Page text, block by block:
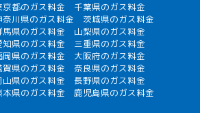
京都のガス料金
千葉県のガス料金
奈川県のガス料金
茨城県のガス料金
馬県のガス料金
山梨県のガス料金
知県のガス料金
三重県のガス料金
岡県のガス料金
大阪府のガス料金
賀県のガス料金
奈良県のガス料金
山県のガス料金
長野県のガス料金
本県のガス料金
鹿児島県のガス料金